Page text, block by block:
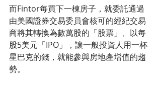
而Fintor每買下一棟房子，就委託通過
由美國證券交易委員會核可的經紀交易
商將其轉換為數萬股的「股票」、以每
股5美元「IPO」，讓一般投資人用一杯
星巴克的錢，就能參與房地產增值的趨
勢。